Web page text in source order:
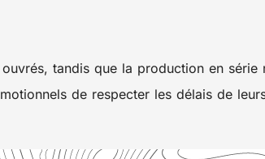
tandis que la production en
de respecter les délais de